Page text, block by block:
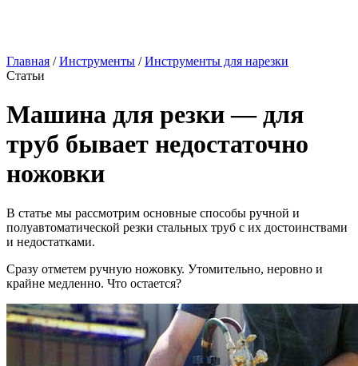
Главная /Инструменты /Инструменты для нарезки
Статьи
Машина для резки — для
труб бывает недостаточно
ножовки
В статье мы рассмотрим основные способы ручной и
полуавтоматической резки стальных труб с их достоинствами
и недостатками.
Сразу отметем ручную ножовку. Утомительно, неровно и
крайне медленно. Что остается?